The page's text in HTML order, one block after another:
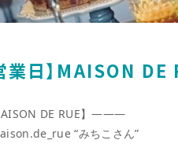
業日】MAISON DE
DE RUE】———
“みちこさん”